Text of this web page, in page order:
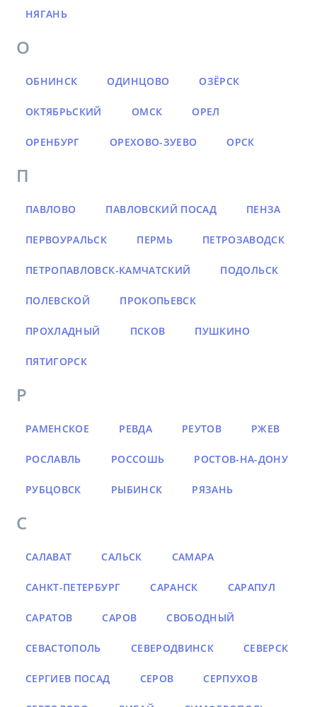
НЯГАНЬ
О
ОБНИНСК ОДИНЦОВО ОЗЁРСК
ОКТЯБРЬСКИЙ ОМСК ОРЕЛ
ОРЕНБУРГ ОРЕХОВО-ЗУЕВО ОРСК
П
ПАВЛОВО ПАВЛОВСКИЙ ПОСАД ПЕНЗА
ПЕРВОУРАЛЬСК ПЕРМЬ ПЕТРОЗАВОДСК
ПЕТРОПАВЛОВСК-КАМЧАТСКИЙ ПОДОЛЬСК
ПОЛЕВСКОЙ ПРОКОПЬЕВСК
ПРОХЛАДНЫЙ ПСКОВ ПУШКИНО
ПЯТИГОРСК
Р
РАМЕНСКОЕ РЕВДА РЕУТОВ РЖЕВ
РОСЛАВЛЬ РОССОШЬ РОСТОВ-НА-ДОНУ
РУБЦОВСК РЫБИНСК РЯЗАНЬ
С
САЛАВАТ САЛЬСК САМАРА
САНКТ-ПЕТЕРБУРГ САРАНСК САРАПУЛ
САРАТОВ САРОВ СВОБОДНЫЙ
СЕВАСТОПОЛЬ СЕВЕРОДВИНСК СЕВЕРСК
СЕРГИЕВ ПОСАД СЕРОВ СЕРПУХОВ